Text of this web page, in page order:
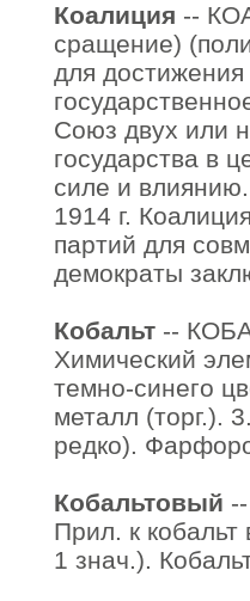
Коалиция --
сращение)
для
Союз двух или
государства в
силе и
1914 г.
партий для
демократы
Кобальт --
Химический
темно-синего
металл (торг.).
редко).
Кобальтовый
Прил. к кобальт
1 знач.).